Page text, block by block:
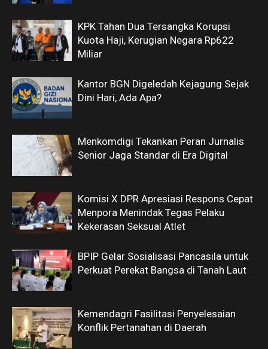
KPK Tahan Dua Tersangka Korupsi
Kuota Haji, Kerugian Negara Rp622
Miliar
Kantor BGN Digeledah Kejagung Sejak
Dini Hari, Ada Apa?
Menkomdigi Tekankan Peran Jurnalis
Senior Jaga Standar di Era Digital
Komisi X DPR Apresiasi Respons Cepat
Menpora Menindak Tegas Pelaku
Kekerasan Seksual Atlet
BPIP Gelar Sosialisasi Pancasila untuk
Perkuat Perekat Bangsa di Tanah Laut
Kemendagri Fasilitasi Penyelesaian
Konflik Pertanahan di Daerah